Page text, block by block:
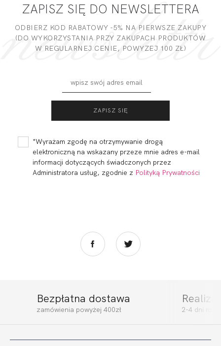
KAWA
242,00 zł
MULTI
WIELOFUNKCYJNY...
255,00 zł
FORTUNA
COMFORT BRA
ZAPISZ SIĘ DO NEWSLETTERA
ODBIERZ KOD RABATOWY -5% NA PIERWSZE ZAKUPY
(DO WYKORZYSTANIA PRZY ZAKUPACH PRODUKTÓW
W REGULARNEJ CENIE, POWYZEJ 100 ZŁ)
*Wyrażam zgodę na otrzymywanie drogą
elektroniczną na wskazany przeze mnie adres e-mail
informacji dotyczących świadczonych przez
Administratora usług, zgodnie z Polityką Prywatności
Bezpłatna dostawa
zamówienia powyżej 400zł 2-4 dni